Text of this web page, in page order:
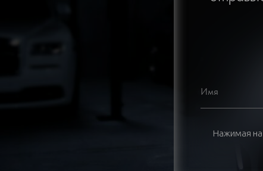
Нажимая на